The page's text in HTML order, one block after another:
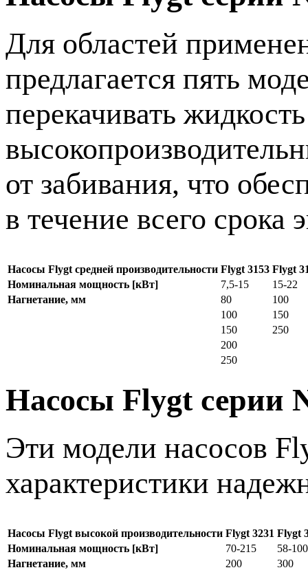
Для областей
предлагается пять
перекачивать
от забивания, что
в течение всего срока
Насосы Flygt средней производительности Flygt 3153 Flygt
Номинальная мощность [кВт]
7,5-15
15-22
Нагнетание, мм
80
100
100
150
150
250
200
250
Насосы Flygt серии
Эти модели насосов
характеристики
Насосы Flygt высокой производительности Flygt 3231 Flygt
Номинальная мощность [кВт]
70-215
58-100
Нагнетание, мм
200 300